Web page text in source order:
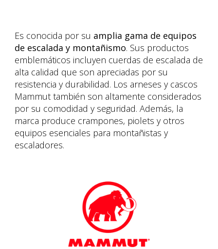
Es conocida por su amplia gama de equipos
de escalada y montañismo. Sus productos
emblemáticos incluyen cuerdas de escalada de
alta calidad que son apreciadas por su
resistencia y durabilidad. Los arneses y cascos
Mammut también son altamente considerados
por su comodidad y seguridad. Además, la
marca produce crampones, piolets y otros
equipos esenciales para montañistas y
escaladores.